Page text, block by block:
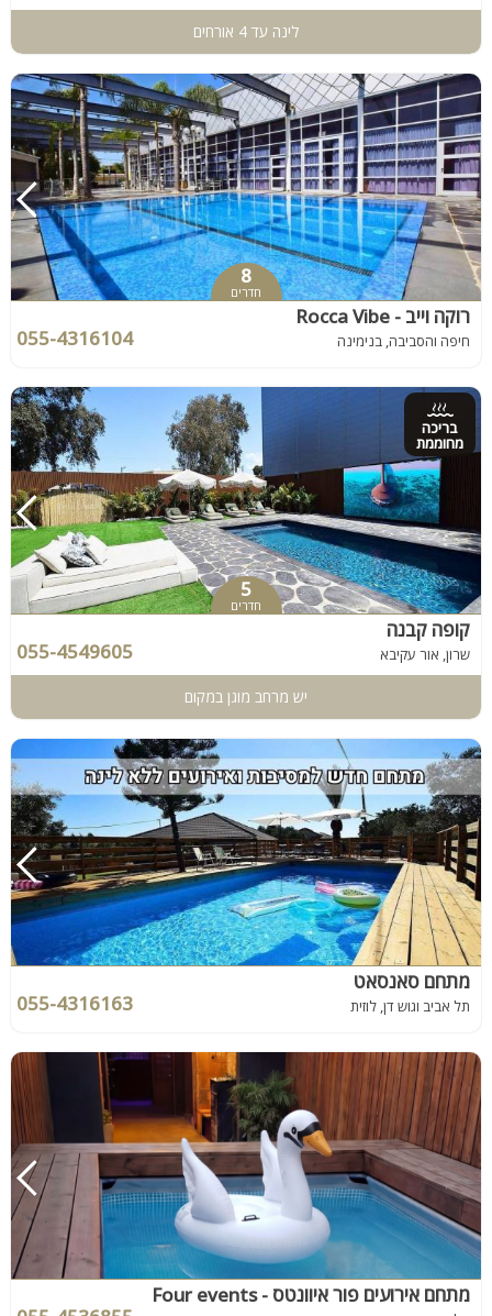
לינה עד 4 אורחים
8
חדרים
רוקה וייב - Rocca Vibe
חיפה והסביבה, בנימינה 055-4316104
בריכה
מחוממת
5
חדרים
קופה קבנה
שרון, אור עקיבא 055-4549605
יש מרחב מוגן במקום
מתחם סאנסאט
תל אביב וגוש דן, לוזית 055-4316163
מתחם אירועים פור איוונטס - Four events